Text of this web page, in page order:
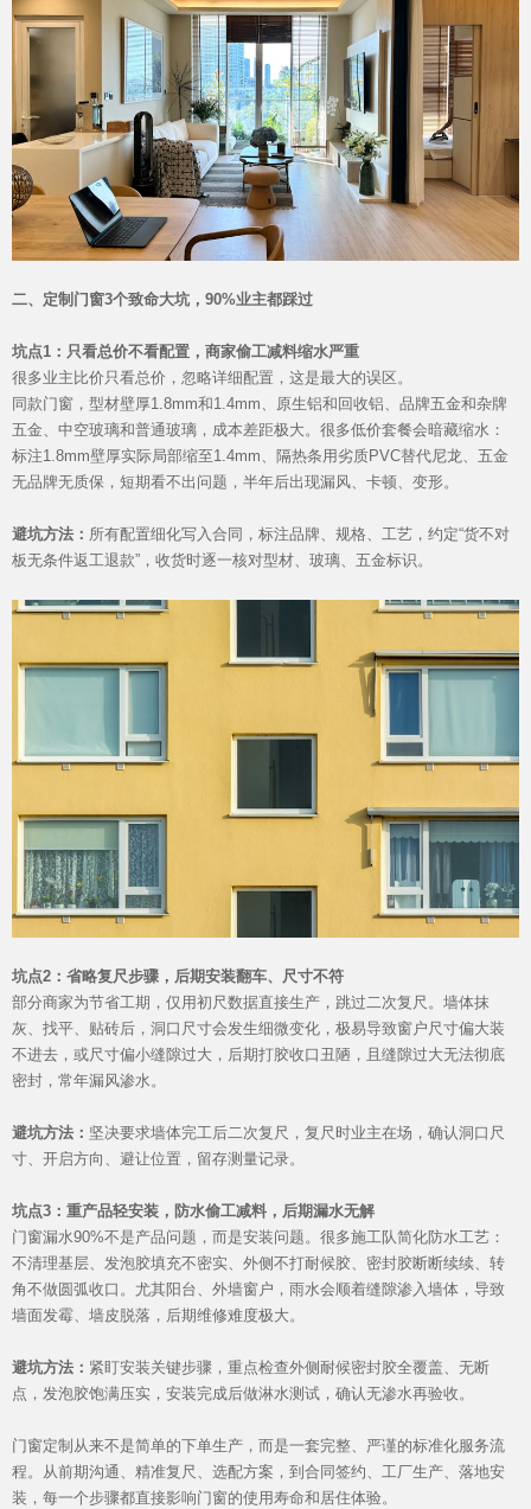
官网首页
二、定制门窗3个致命大坑，90%业主都踩过
坑点1：只看总价不看配置，商家偷工减料缩水严重
很多业主比价只看总价，忽略详细配置，这是最大的误区。
同款门窗，型材壁厚1.8mm和1.4mm、原生铝和回收铝、品牌五金和杂牌
五金、中空玻璃和普通玻璃，成本差距极大。很多低价套餐会暗藏缩水：
标注1.8mm壁厚实际局部缩至1.4mm、隔热条用劣质PVC替代尼龙、五金
无品牌无质保，短期看不出问题，半年后出现漏风、卡顿、变形。
避坑方法： 所有配置细化写入合同，标注品牌、规格、工艺，约定“货不对
板无条件返工退款”，收货时逐一核对型材、玻璃、五金标识。
坑点2：省略复尺步骤，后期安装翻车、尺寸不符
部分商家为节省工期，仅用初尺数据直接生产，跳过二次复尺。墙体抹
灰、找平、贴砖后，洞口尺寸会发生细微变化，极易导致窗户尺寸偏大装
不进去，或尺寸偏小缝隙过大，后期打胶收口丑陋，且缝隙过大无法彻底
密封，常年漏风渗水。
避坑方法： 坚决要求墙体完工后二次复尺，复尺时业主在场，确认洞口尺
寸、开启方向、避让位置，留存测量记录。
坑点3：重产品轻安装，防水偷工减料，后期漏水无解
门窗漏水90%不是产品问题，而是安装问题。很多施工队简化防水工艺：
不清理基层、发泡胶填充不密实、外侧不打耐候胶、密封胶断断续续、转
角不做圆弧收口。尤其阳台、外墙窗户，雨水会顺着缝隙渗入墙体，导致
墙面发霉、墙皮脱落，后期维修难度极大。
避坑方法： 紧盯安装关键步骤，重点检查外侧耐候密封胶全覆盖、无断
点，发泡胶饱满压实，安装完成后做淋水测试，确认无渗水再验收。
门窗定制从来不是简单的下单生产，而是一套完整、严谨的标准化服务流
程。从前期沟通、精准复尺、选配方案，到合同签约、工厂生产、落地安
装，每一个步骤都直接影响门窗的使用寿命和居住体验。